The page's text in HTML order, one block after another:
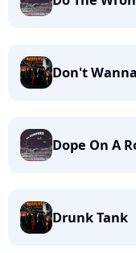
Don't
Dope On A
Drunk Tank